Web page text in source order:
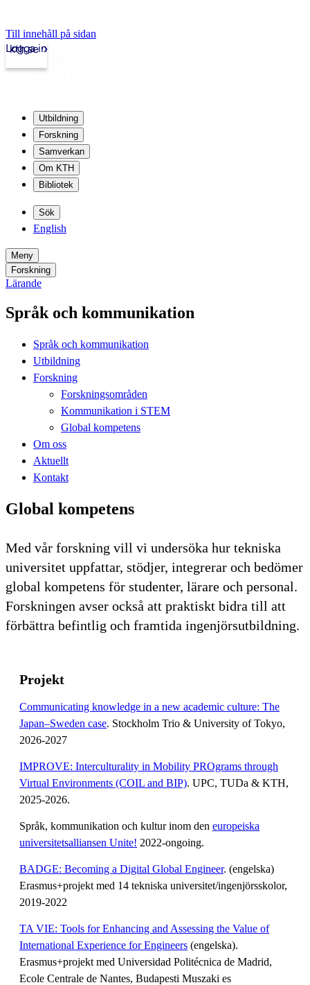
Till innehåll på sidan
kth.se
Logga in
Utbildning
Forskning
Samverkan
Om KTH
Bibliotek
Sök
English
Meny
Forskning
Lärande
Språk och kommunikation
Språk och kommunikation
Utbildning
Forskning
Forskningsområden
Kommunikation i STEM
Global kompetens
Om oss
Aktuellt
Kontakt
Global kompetens
Med vår forskning vill vi undersöka hur tekniska
universitet uppfattar, stödjer, integrerar och bedömer
global kompetens för studenter, lärare och personal.
Forskningen avser också att praktiskt bidra till att
förbättra befintlig och framtida ingenjörsutbildning.
Projekt
Communicating knowledge in a new academic culture: The
Japan–Sweden case. Stockholm Trio & University of Tokyo,
2026-2027
IMPROVE: Interculturality in Mobility PROgrams through
Virtual Environments (COIL and BIP). UPC, TUDa & KTH,
2025-2026.
Språk, kommunikation och kultur inom den europeiska
universitetsalliansen Unite! 2022-ongoing.
BADGE: Becoming a Digital Global Engineer. (engelska)
Erasmus+projekt med 14 tekniska universitet/ingenjörsskolor,
2019-2022
TA VIE: Tools for Enhancing and Assessing the Value of
International Experience for Engineers (engelska).
Erasmus+projekt med Universidad Politécnica de Madrid,
Ecole Centrale de Nantes, Budapesti Muszaki es